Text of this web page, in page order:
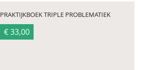
PRAKTIJKBOEK TRIPLE PROBLEMATIEK
€ 33,00